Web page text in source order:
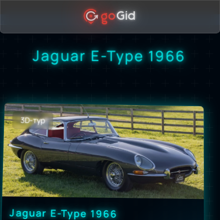
goGid
Jaguar E-Type 1966
3D-тур
Jaguar E-Type 1966